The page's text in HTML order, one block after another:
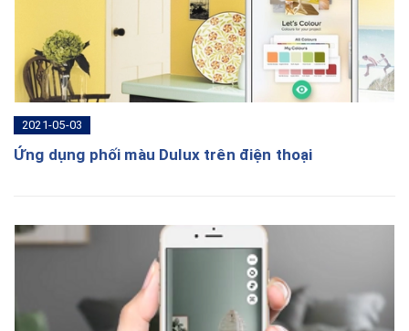
2021-05-03
Ứng dụng phối màu Dulux trên điện thoại